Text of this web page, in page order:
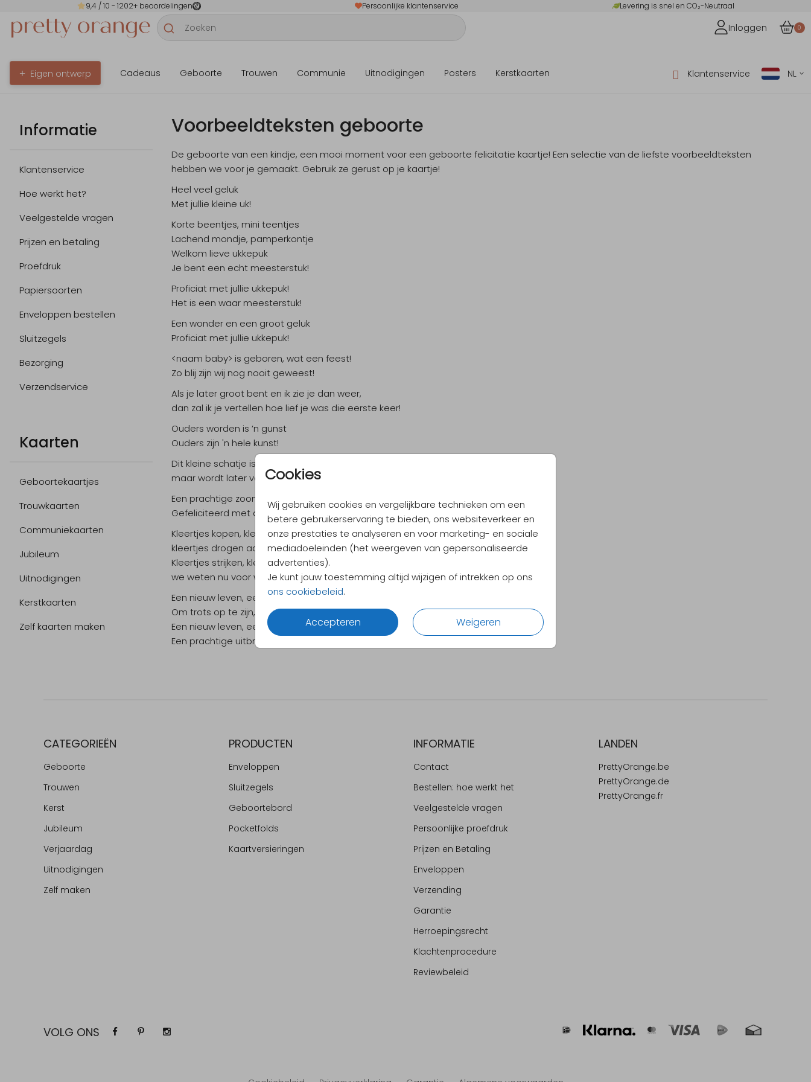
9,4/ 10 - 1202+ beoordelingen Persoonlijke klantenservice Levering is snel en CO₂-Neutraal
Inloggen 0
Eigen ontwerp Cadeaus Geboorte Trouwen Communie Uitnodigingen Posters Kerstkaarten Klantenservice NL
Cookies
Wij gebruiken cookies en vergelijkbare technieken om een
betere gebruikerservaring te bieden, ons websiteverkeer en
onze prestaties te analyseren en voor marketing- en sociale
mediadoeleinden (het weergeven van gepersonaliseerde
advertenties).
Je kunt jouw toestemming altijd wijzigen of intrekken op ons
ons cookiebeleid.
Accepteren Weigeren
Informatie
Klantenservice
Hoe werkt het?
Veelgestelde vragen
Prijzen en betaling
Proefdruk
Papiersoorten
Enveloppen bestellen
Sluitzegels
Bezorging
Verzendservice
Kaarten
Geboortekaartjes
Trouwkaarten
Communiekaarten
Jubileum
Uitnodigingen
Kerstkaarten
Zelf kaarten maken
Voorbeeldteksten geboorte
De geboorte van een kindje, een mooi moment voor een geboorte felicitatie kaartje! Een selectie van de liefste voorbeeldteksten
hebben we voor je gemaakt. Gebruik ze gerust op je kaartje!
Heel veel geluk
Met jullie kleine uk!
Korte beentjes, mini teentjes
Lachend mondje, pamperkontje
Welkom lieve ukkepuk
Je bent een echt meesterstuk!
Proficiat met jullie ukkepuk!
Het is een waar meesterstuk!
Een wonder en een groot geluk
Proficiat met jullie ukkepuk!
<naam baby> is geboren, wat een feest!
Zo blij zijn wij nog nooit geweest!
Als je later groot bent en ik zie je dan weer,
dan zal ik je vertellen hoe lief je was die eerste keer!
Ouders worden is ’n gunst
Ouders zijn 'n hele kunst!
Dit kleine schatje is nu nog een engel,
maar wordt later vast een ondeugende bengel!
Een prachtige zoon / dochter, heel bijzonder
Gefeliciteerd met dit kleine wonder!
Kleertjes kopen, kleertjes wassen,
kleertjes drogen aan de lijn.
Kleertjes strijken, kleertjes vouwen,
we weten nu voor wie ze zijn!
Een nieuw leven, een klein wonder
Om trots op te zijn, heel bijzonder!
Een nieuw leven, een nieuw begin
Een prachtige uitbreiding van jullie gezin!
CATEGORIEËN
Geboorte
Trouwen
Kerst
Jubileum
Verjaardag
Uitnodigingen
Zelf maken
PRODUCTEN
Enveloppen
Sluitzegels
Geboortebord
Pocketfolds
Kaartversieringen
INFORMATIE
Contact
Bestellen: hoe werkt het
Veelgestelde vragen
Persoonlijke proefdruk
Prijzen en Betaling
Enveloppen
Verzending
Garantie
Herroepingsrecht
Klachtenprocedure
Reviewbeleid
LANDEN
PrettyOrange.be
PrettyOrange.de
PrettyOrange.fr
VOLG ONS